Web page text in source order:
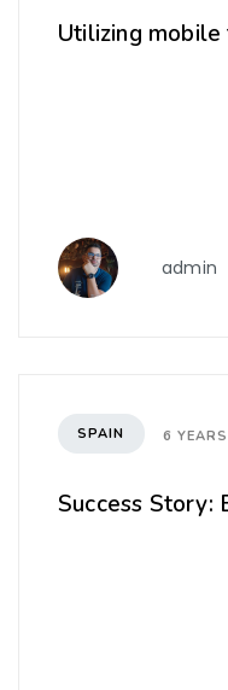
Utilizing
admin
SPAIN 6
Success Story: